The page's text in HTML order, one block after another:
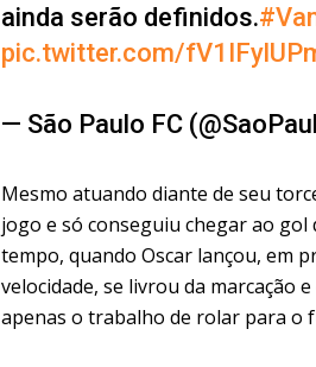
ainda serão definidos.
pic.twitter.com/
— São Paulo FC
Mesmo atuando diante de seu
jogo e só conseguiu chegar ao
tempo, quando Oscar lançou, em
velocidade, se livrou da marcação
apenas o trabalho de rolar para o